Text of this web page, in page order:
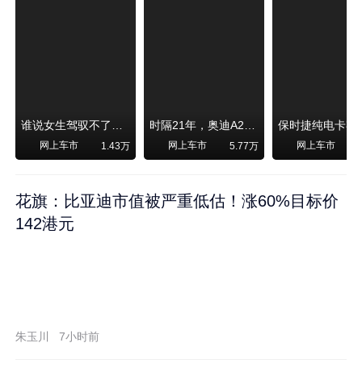
谁说女生驾驭不了大SUV？看我开问界M6驰骋坝上草原！
网上车市 1.43万
时隔21年，奥迪A2强势归来！
网上车市 5.77万 网上车市
花旗：比亚迪市值被严重低估！涨60%目标价
142港元
朱玉川 7小时前